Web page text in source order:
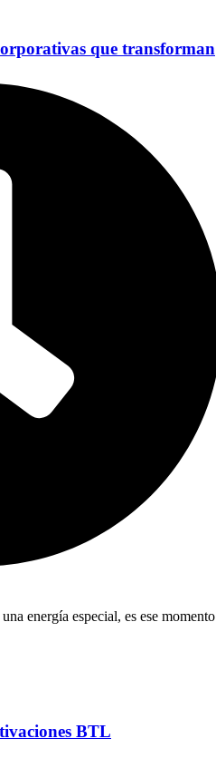
que transforman
energía especial, es ese momento
BTL